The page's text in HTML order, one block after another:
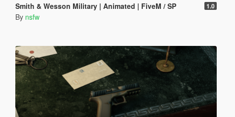
Smith & Wesson Military | Animated | FiveM / SP 1.0
By nsfw